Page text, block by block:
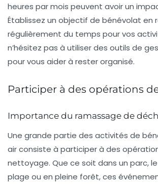
heures par mois peuvent avoir un
Établissez un objectif de bénévolat en
régulièrement du temps pour vos
n’hésitez pas à utiliser des outils de
pour vous aider à rester organisé.
Participer à des opérations
Importance du ramassage de
Une grande partie des activités de
air consiste à participer à des
nettoyage. Que ce soit dans un parc,
plage ou en pleine forêt, ces